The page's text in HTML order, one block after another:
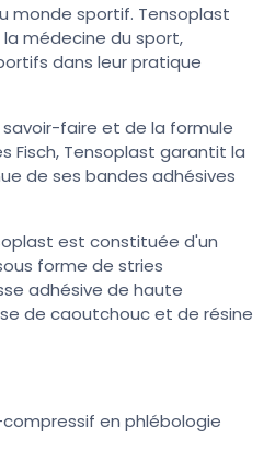
monde sportif. Tensoplast
médecine du sport,
dans leur pratique
faire et de la formule
Fisch, Tensoplast garantit la
de ses bandes adhésives
est constituée d'un
forme de stries
adhésive de haute
de caoutchouc et de résine
en phlébologie